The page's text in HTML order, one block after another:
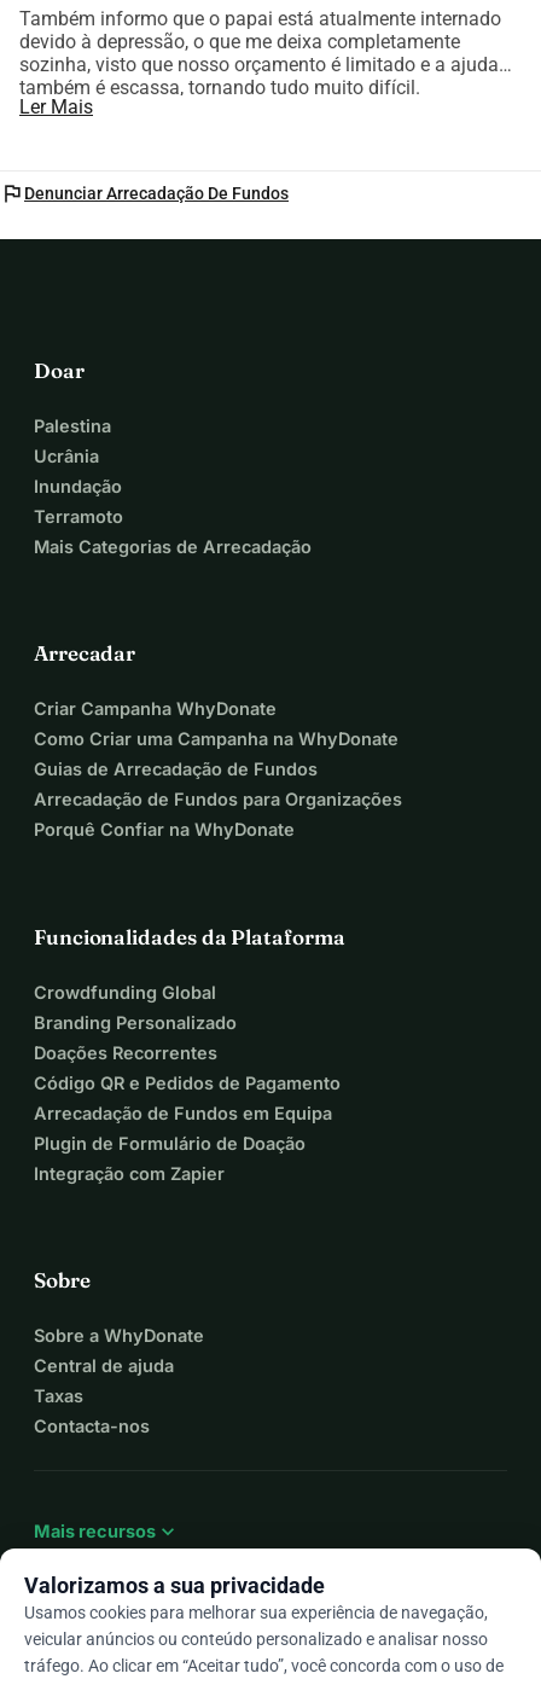
Também informo que o papai está atualmente internado
devido à depressão, o que me deixa completamente
sozinha, visto que nosso orçamento é limitado e a ajuda
também é escassa, tornando tudo muito difícil.
Ler Mais
flag Denunciar Arrecadação De Fundos
Doar
Palestina
Ucrânia
Inundação
Terramoto
Mais Categorias de Arrecadação
Arrecadar
Criar Campanha WhyDonate
Como Criar uma Campanha na WhyDonate
Guias de Arrecadação de Fundos
Arrecadação de Fundos para Organizações
Porquê Confiar na WhyDonate
Funcionalidades da Plataforma
Crowdfunding Global
Branding Personalizado
Doações Recorrentes
Código QR e Pedidos de Pagamento
Arrecadação de Fundos em Equipa
Plugin de Formulário de Doação
Integração com Zapier
Sobre
Sobre a WhyDonate
Central de ajuda
Taxas
Contacta-nos
Mais recursos expand_more
Ptarrow_drop_down
Valorizamos a sua privacidade
Usamos cookies para melhorar sua experiência de navegação,
veicular anúncios ou conteúdo personalizado e analisar nosso
tráfego. Ao clicar em “Aceitar tudo”, você concorda com o uso de